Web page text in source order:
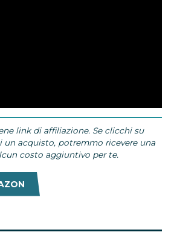
link di affiliazione. Se clicchi su
un acquisto, potremmo ricevere una
costo aggiuntivo per te.